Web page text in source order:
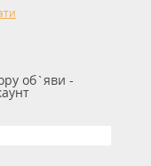
об`яви -